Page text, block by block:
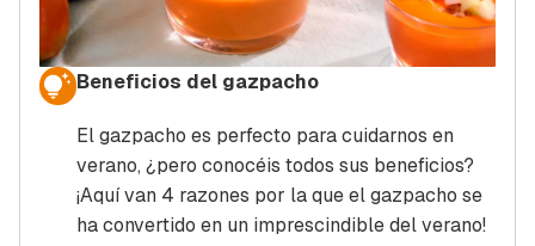
Beneficios del gazpacho
El gazpacho es perfecto para cuidarnos en
verano, ¿pero conocéis todos sus beneficios?
¡Aquí van 4 razones por la que el gazpacho se
ha convertido en un imprescindible del verano!